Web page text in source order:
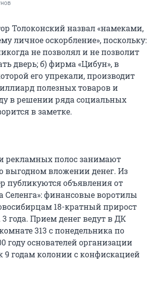
Толоконский назвал «намеками,
личное оскорбление», поскольку:
не позволял и не позволит
дверь; б) фирма «Цибун», в
его упрекали, производит
полезных товаров и
в решении ряда социальных
в заметке.
рекламных полос занимают
выгодном вложении денег. Из
публикуются объявления от
Селенга»: финансовые воротилы
18-кратный прирост
года. Прием денег ведут в ДК
313 с понедельника по
году основателей организации
9 годам колонии с конфискацией